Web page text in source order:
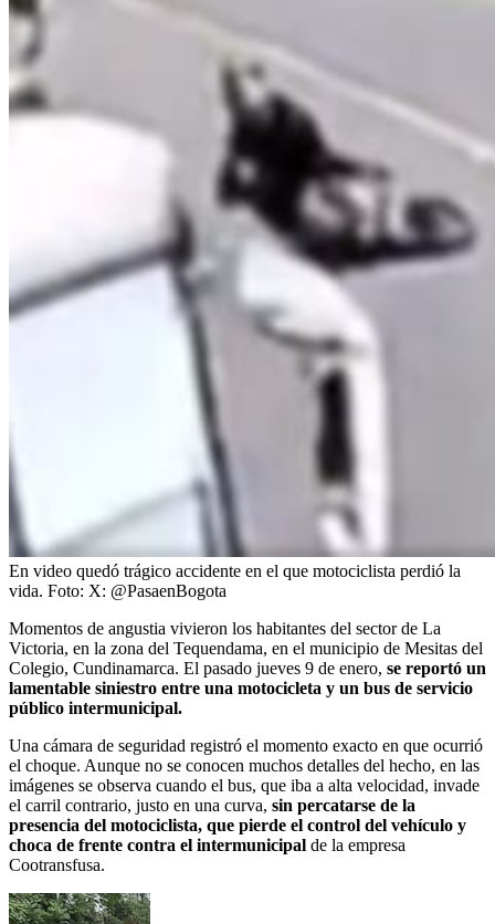
En video quedó trágico accidente en el que motociclista perdió la
vida. Foto: X: @PasaenBogota
Momentos de angustia vivieron los habitantes del sector de La
Victoria, en la zona del Tequendama, en el municipio de Mesitas del
Colegio, Cundinamarca. El pasado jueves 9 de enero, se reportó un
lamentable siniestro entre una motocicleta y un bus de servicio
público intermunicipal.
Una cámara de seguridad registró el momento exacto en que ocurrió
el choque. Aunque no se conocen muchos detalles del hecho, en las
imágenes se observa cuando el bus, que iba a alta velocidad, invade
el carril contrario, justo en una curva, sin percatarse de la
presencia del motociclista, que pierde el control del vehículo y
choca de frente contra el intermunicipal de la empresa
Cootransfusa.